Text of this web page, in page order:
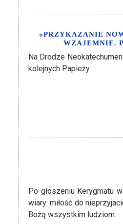
«PRZYKAZANIE
WZAJEMNIE.
Na Drodze
kolejnych Papieży.
Po głoszeniu Kerygmatu
wiary: miłość do
Bożą wszystkim ludziom.